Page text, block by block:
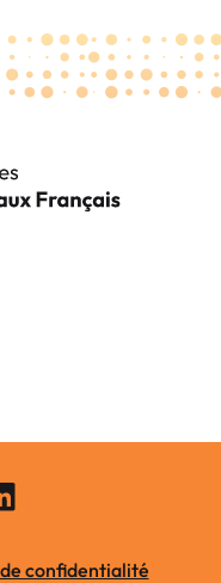
confidentialité